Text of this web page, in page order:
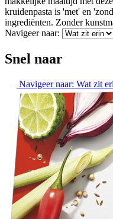
kruidenpasta is 'met' en
ingrediënten. Zonder
Navigeer naar:
Snel naar
Navigeer naar: Wat zit